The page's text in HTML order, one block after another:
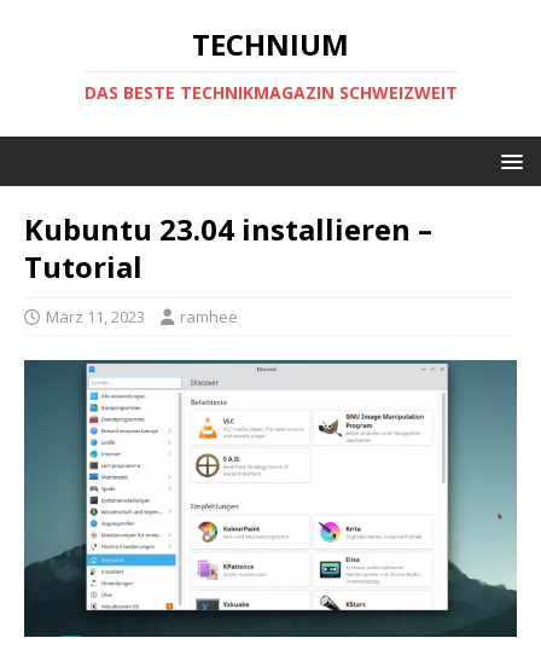
TECHNIUM
DAS BESTE TECHNIKMAGAZIN SCHWEIZWEIT
Kubuntu 23.04 installieren –
Tutorial
März 11, 2023 ramhee